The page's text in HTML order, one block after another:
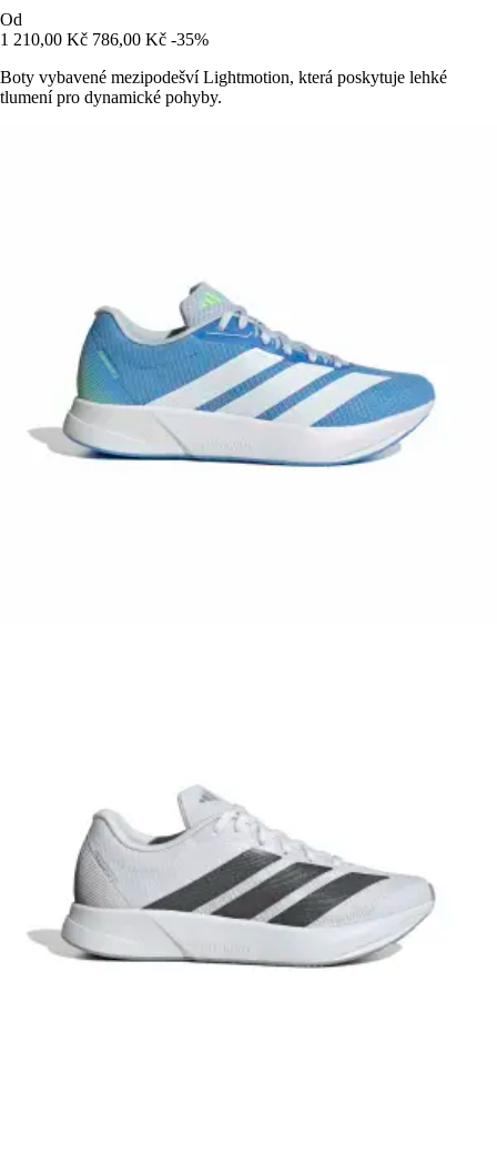
Od
1 210,00 Kč 786,00 Kč -35%
Boty vybavené mezipodešví Lightmotion, která poskytuje lehké
tlumení pro dynamické pohyby.